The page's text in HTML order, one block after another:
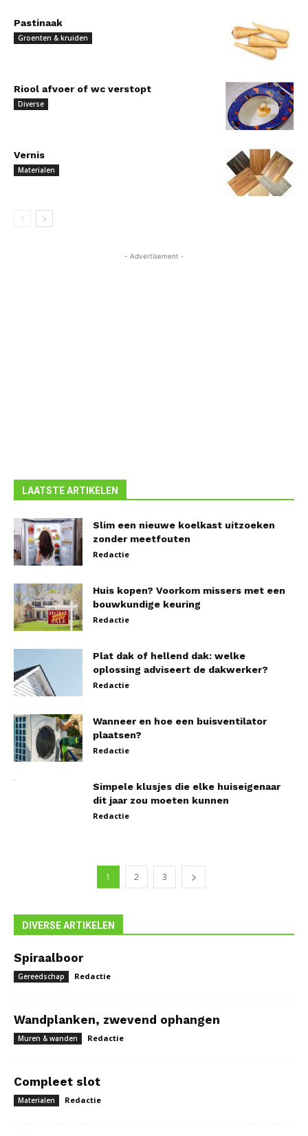
Pastinaak
Groenten & kruiden
Riool afvoer of wc verstopt
Diverse
Vernis
Materialen
- Advertisement -
LAATSTE ARTIKELEN
Slim een nieuwe koelkast uitzoeken
zonder meetfouten
Redactie
Huis kopen? Voorkom missers met een
bouwkundige keuring
Redactie
Plat dak of hellend dak: welke
oplossing adviseert de dakwerker?
Redactie
Wanneer en hoe een buisventilator
plaatsen?
Redactie
Simpele klusjes die elke huiseigenaar
dit jaar zou moeten kunnen
Redactie
1 2 3
DIVERSE ARTIKELEN
Spiraalboor
Gereedschap Redactie
Wandplanken, zwevend ophangen
Muren & wanden Redactie
Compleet slot
Materialen Redactie